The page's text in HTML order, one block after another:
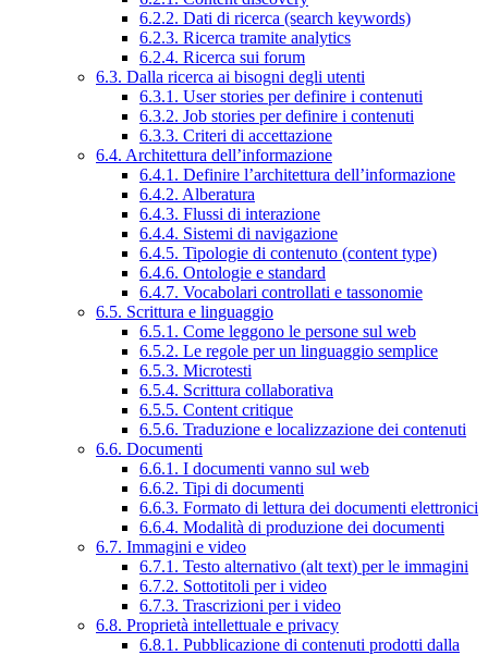
6.2.2. Dati di ricerca (search keywords)
6.2.3. Ricerca tramite analytics
6.2.4. Ricerca sui forum
6.3. Dalla ricerca ai bisogni degli utenti
6.3.1. User stories per definire i contenuti
6.3.2. Job stories per definire i contenuti
6.3.3. Criteri di accettazione
6.4. Architettura dell’informazione
6.4.1. Definire l’architettura dell’informazione
6.4.2. Alberatura
6.4.3. Flussi di interazione
6.4.4. Sistemi di navigazione
6.4.5. Tipologie di contenuto (content type)
6.4.6. Ontologie e standard
6.4.7. Vocabolari controllati e tassonomie
6.5. Scrittura e linguaggio
6.5.1. Come leggono le persone sul web
6.5.2. Le regole per un linguaggio semplice
6.5.3. Microtesti
6.5.4. Scrittura collaborativa
6.5.5. Content critique
6.5.6. Traduzione e localizzazione dei contenuti
6.6. Documenti
6.6.1. I documenti vanno sul web
6.6.2. Tipi di documenti
6.6.3. Formato di lettura dei documenti elettronici
6.6.4. Modalità di produzione dei documenti
6.7. Immagini e video
6.7.1. Testo alternativo (alt text) per le immagini
6.7.2. Sottotitoli per i video
6.7.3. Trascrizioni per i video
6.8. Proprietà intellettuale e privacy
6.8.1. Pubblicazione di contenuti prodotti dalla